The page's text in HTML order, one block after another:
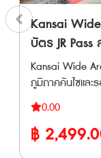
เท่านั้น Have Fun in Okayama Pass
(สามารถเลือกเข้
Okayama
Ticket + 1st
Special Sundae 2. Admission ticket for
Yumeji Art
Hotel Granvia
1000 Yen Coupon 4. Okayama
Museum Admission
ภูมิภาคคันโต แล
ครั้ง สามารถใช้ได้ 5
ชินคันเซ็นและรถ
และโทโฮคุ ได้ไม่
5 วัน • เหมาะสำหรับผู้ที่ต้องการเที่ยวเมือง
ยอดนิยม เช่น อา
ตะ • จองที่นั่งได้ฟรี และไม่กังวลเรื่องการจอง
รถไฟชินคันเซ็นมีชั้นว
Kansai
บัตร JR
Kansai Wide
ภูมิภาคคันไซและรอบๆ พาสรถไฟ
ท่องเที่ยวต่างชา
West สำหรับเดิ
รอบๆ ได้แก่ โอซ
0.00
฿